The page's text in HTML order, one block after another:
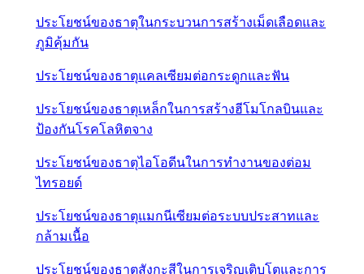
ประโยชน์ของธาตุในกระบวนการสร้างเม็ดเลือดและ
ภูมิคุ้มกัน
ประโยชน์ของธาตุแคลเซียมต่อกระดูกและฟัน
ประโยชน์ของธาตุเหล็กในการสร้างฮีโมโกลบินและ
ป้องกันโรคโลหิตจาง
ประโยชน์ของธาตุไอโอดีนในการทำงานของต่อม
ไทรอยด์
ประโยชน์ของธาตุแมกนีเซียมต่อระบบประสาทและ
กล้ามเนื้อ
ประโยชน์ของธาตุสังกะสีในการเจริญเติบโตและการ